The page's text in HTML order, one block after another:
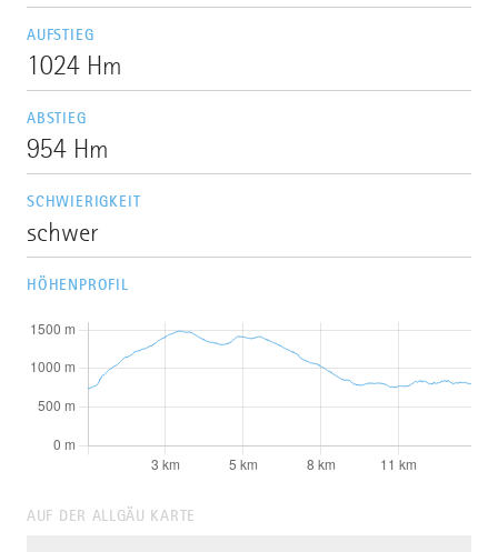
AUFSTIEG
1024 Hm
ABSTIEG
954 Hm
SCHWIERIGKEIT
schwer
HÖHENPROFIL
AUF DER ALLGÄU KARTE